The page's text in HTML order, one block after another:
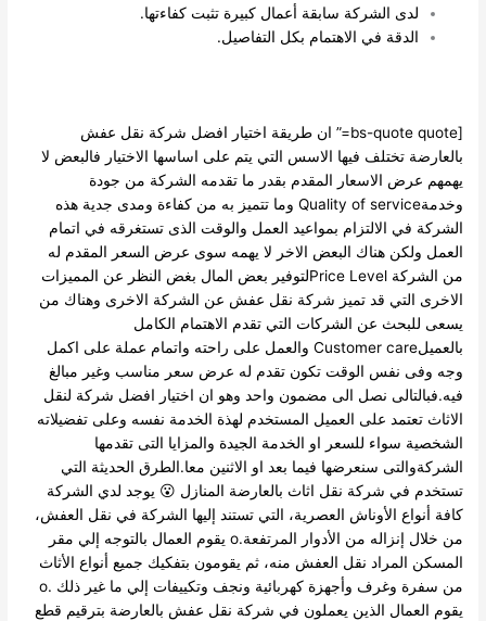
لدى الشركة سابقة أعمال كبيرة تثبت كفاءتها.
الدقة في الاهتمام بكل التفاصيل.
[bs-quote quote=” ان طريقة اختيار افضل شركة نقل عفش
تختلف فيها الاسس التي يتم على اساسها الاختيار فالبعض لا
عرض الاسعار المقدم بقدر ما تقدمه الشركة من جودة
وخدمةQuality of service وما تتميز به من كفاءة ومدى جدية هذه
في الالتزام بمواعيد العمل والوقت الذى تستغرقه في اتمام
ولكن هناك البعض الاخر لا يهمه سوى عرض السعر المقدم له
من الشركة Price Levelلتوفير بعض المال بغض النظر عن المميزات
التي قد تميز شركة نقل عفش عن الشركة الاخرى وهناك من
للبحث عن الشركات التي تقدم الاهتمام الكامل
بالعميلCustomer care والعمل على راحته واتمام عملة على اكمل
وفى نفس الوقت تكون تقدم له عرض سعر مناسب وغير مبالغ
نصل الى مضمون واحد وهو ان اختيار افضل شركة لنقل
تعتمد على العميل المستخدم لهذة الخدمة نفسه وعلى تفضيلاته
سواء للسعر او الخدمة الجيدة والمزايا التى تقدمها
سنعرضها فيما بعد او الاثنين معا.الطرق الحديثة التي
في شركة نقل اثاث بالعارضة المنازل 😮 يوجد لدي الشركة
أنواع الأوناش العصرية، التي تستند إليها الشركة في نقل العفش،
من خلال إنزاله من الأدوار المرتفعة.o يقوم العمال بالتوجه إلي مقر
المراد نقل العفش منه، ثم يقومون بتفكيك جميع أنواع الأثاث
من سفرة وغرف وأجهزة كهربائية ونجف وتكييفات إلي ما غير ذلك .o
العمال الذين يعملون في شركة نقل عفش بالعارضة بترقيم قطع